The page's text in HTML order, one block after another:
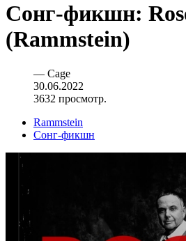
Сонг-фикшн:
(Rammstein)
— Cage
30.06.2022
3632 просмотр.
Rammstein
Сонг-фикшн